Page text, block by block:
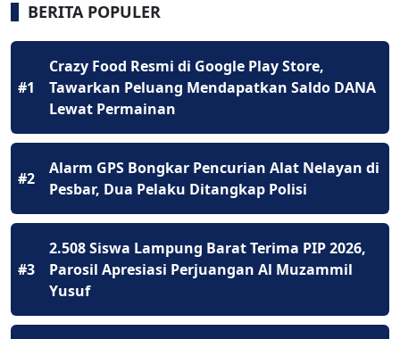
BERITA POPULER
#1
Crazy Food Resmi di Google Play Store,
Tawarkan Peluang Mendapatkan Saldo DANA
Lewat Permainan
#2
Alarm GPS Bongkar Pencurian Alat Nelayan di
Pesbar, Dua Pelaku Ditangkap Polisi
#3
2.508 Siswa Lampung Barat Terima PIP 2026,
Parosil Apresiasi Perjuangan Al Muzammil
Yusuf